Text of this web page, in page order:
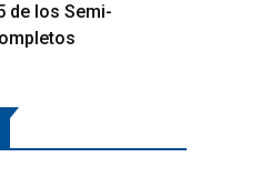
de los Semi-